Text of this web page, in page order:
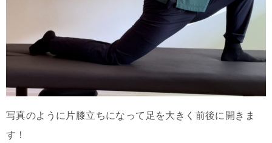
写真のように片膝立ちになって足を大きく前後に開きま
す！